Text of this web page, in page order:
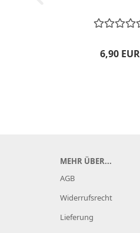
6,90 EUR
MEHR ÜBER...
AGB
Widerrufsrecht
Lieferung